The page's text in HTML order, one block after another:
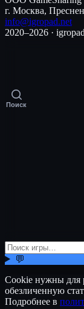
г. Москва,
info@igropad.net
2020–2026 · igropad
Поиск
💬
Cookie нужны для
обезличенную
Подробнее в